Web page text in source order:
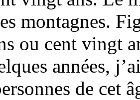
montagnes.
ou cent vingt
années,
de cet